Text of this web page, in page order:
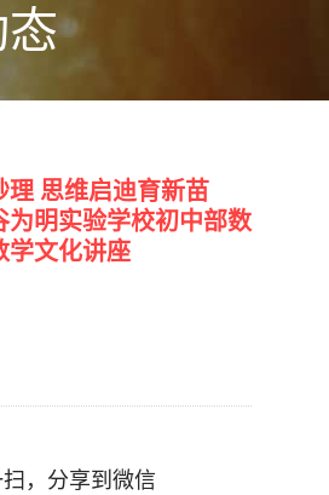
理 思维启迪育新苗
明实验学校初中部数
学文化讲座
，分享到微信